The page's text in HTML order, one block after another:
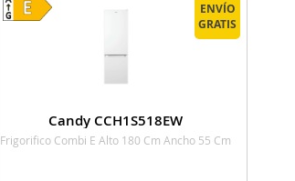
ENVÍO
GRATIS
Candy CCH1S518EW
Frigorifico Combi E Alto 180 Cm Ancho 55 Cm